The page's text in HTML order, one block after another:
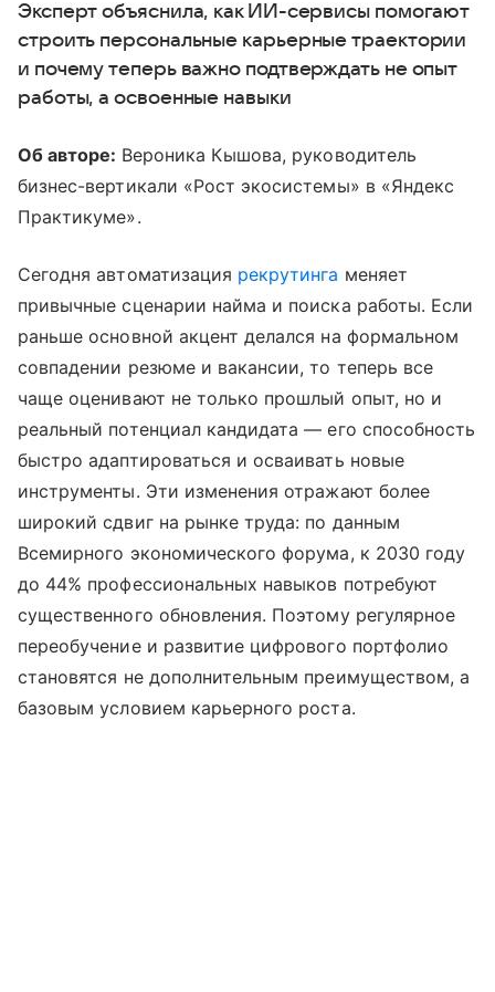
Эксперт объяснила, как ИИ-сервисы помогают
строить персональные карьерные траектории
и почему теперь важно подтверждать не опыт
работы, а освоенные навыки
Об авторе: Вероника Кышова, руководитель
бизнес-вертикали «Рост экосистемы» в «Яндекс
Практикуме».
Сегодня автоматизация рекрутинга меняет
привычные сценарии найма и поиска работы. Если
раньше основной акцент делался на формальном
совпадении резюме и вакансии, то теперь все
чаще оценивают не только прошлый опыт, но и
реальный потенциал кандидата — его способность
быстро адаптироваться и осваивать новые
инструменты. Эти изменения отражают более
широкий сдвиг на рынке труда: по данным
Всемирного экономического форума, к 2030 году
до 44% профессиональных навыков потребуют
существенного обновления. Поэтому регулярное
переобучение и развитие цифрового портфолио
становятся не дополнительным преимуществом, а
базовым условием карьерного роста.